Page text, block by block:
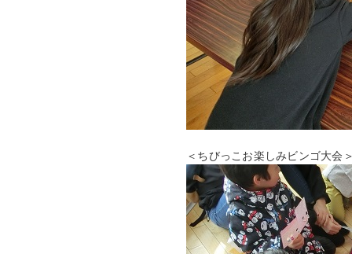
＜ちびっこお楽しみビンゴ大会